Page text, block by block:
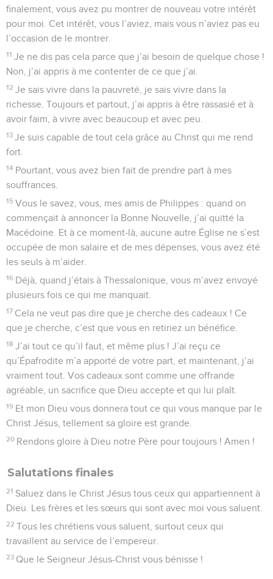
finalement, vous avez pu montrer de nouveau votre intérêt
pour moi. Cet intérêt, vous l’aviez, mais vous n’aviez pas eu
l’occasion de le montrer.
11 Je ne dis pas cela parce que j’ai besoin de quelque chose !
Non, j’ai appris à me contenter de ce que j’ai.
12 Je sais vivre dans la pauvreté, je sais vivre dans la
richesse. Toujours et partout, j’ai appris à être rassasié et à
avoir faim, à vivre avec beaucoup et avec peu.
13 Je suis capable de tout cela grâce au Christ qui me rend
fort.
14 Pourtant, vous avez bien fait de prendre part à mes
souffrances.
15 Vous le savez, vous, mes amis de Philippes : quand on
commençait à annoncer la Bonne Nouvelle, j’ai quitté la
Macédoine. Et à ce moment-là, aucune autre Église ne s’est
occupée de mon salaire et de mes dépenses, vous avez été
les seuls à m’aider.
16 Déjà, quand j’étais à Thessalonique, vous m’avez envoyé
plusieurs fois ce qui me manquait.
17 Cela ne veut pas dire que je cherche des cadeaux ! Ce
que je cherche, c’est que vous en retiriez un bénéfice.
18 J’ai tout ce qu’il faut, et même plus ! J’ai reçu ce
qu’Épafrodite m’a apporté de votre part, et maintenant, j’ai
vraiment tout. Vos cadeaux sont comme une offrande
agréable, un sacrifice que Dieu accepte et qui lui plaît.
19 Et mon Dieu vous donnera tout ce qui vous manque par le
Christ Jésus, tellement sa gloire est grande.
20 Rendons gloire à Dieu notre Père pour toujours ! Amen !
Salutations finales
21 Saluez dans le Christ Jésus tous ceux qui appartiennent à
Dieu. Les frères et les sœurs qui sont avec moi vous saluent.
22 Tous les chrétiens vous saluent, surtout ceux qui
travaillent au service de l’empereur.
23 Que le Seigneur Jésus-Christ vous bénisse !